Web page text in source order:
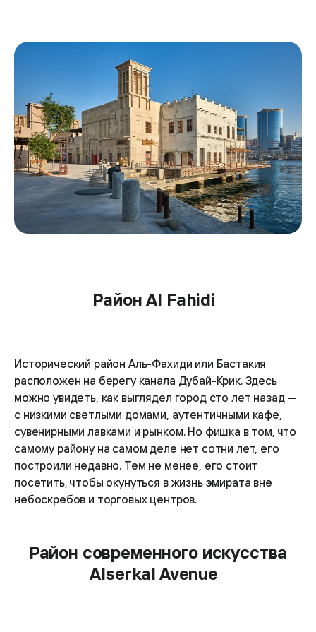
Район Al Fahidi
Исторический район Аль-Фахиди или Бастакия
расположен на берегу канала Дубай-Крик. Здесь
можно увидеть, как выглядел город сто лет назад —
с низкими светлыми домами, аутентичными кафе,
сувенирными лавками и рынком. Но фишка в том, что
самому району на самом деле нет сотни лет, его
построили недавно. Тем не менее, его стоит
посетить, чтобы окунуться в жизнь эмирата вне
небоскребов и торговых центров.
Район современного искусства
Alserkal Avenue